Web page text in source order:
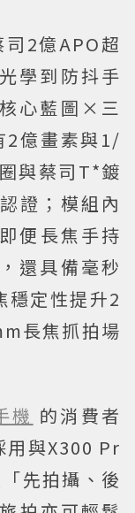
2億APO超
學到防抖手
心藍圖×三
2億畫素與1/
與蔡司T*鍍
證；模組內
便長焦手持
還具備毫秒
穩定性提升2
長焦抓拍場
機 的消費者
用與X300 Pr
先拍攝、後